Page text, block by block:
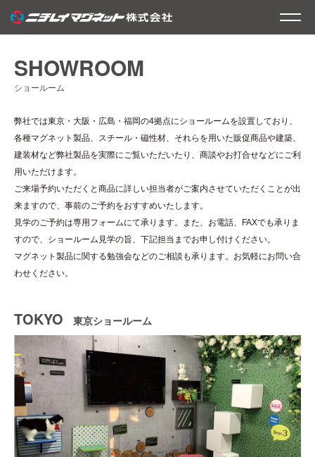
SHOWROOM
ショールーム
弊社では東京・大阪・広島・福岡の4拠点にショールームを設置しており、
各種マグネット製品、スチール・磁性材、それらを用いた販促商品や建築、
建装材など弊社製品を実際にご覧いただいたり、商談やお打合せなどにご利
用いただけます。
ご来場予約いただくと商品に詳しい担当者がご案内させていただくことが出
来ますので、事前のご予約をおすすめいたします。
見学のご予約は専用フォームにて承ります。また、お電話、FAXでも承りま
すので、ショールーム見学の旨、下記担当までお申し付けください。
マグネット製品に関する勉強会などのご相談も承ります。お気軽にお問い合
わせください。
TOKYO 東京ショールーム